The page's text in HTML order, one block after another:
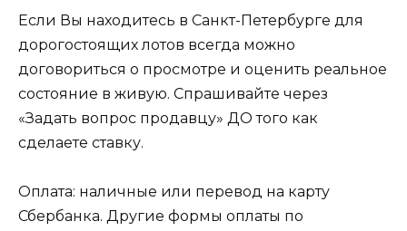
Если Вы находитесь в Санкт-Петербурге для
дорогостоящих лотов всегда можно
договориться о просмотре и оценить реальное
состояние в живую. Спрашивайте через
«Задать вопрос продавцу» ДО того как
сделаете ставку.
Оплата: наличные или перевод на карту
Сбербанка. Другие формы оплаты по